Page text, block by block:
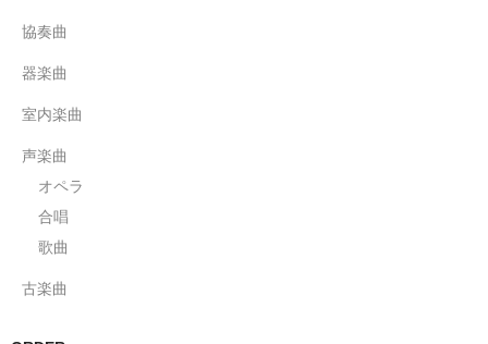
協奏曲
器楽曲
室内楽曲
声楽曲
オペラ
合唱
歌曲
古楽曲